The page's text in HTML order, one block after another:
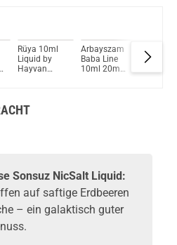
NicSalt Liquid 10ml / 20mg
sparen?
System Kit Blau
Rüya 10ml
Liquid by
Hayvan
Arbayszam
Baba Line
10ml 20mg
Hayvan
Juice
Sonsuz NicSalt Liquid:
auf saftige Erdbeeren
– ein galaktisch guter